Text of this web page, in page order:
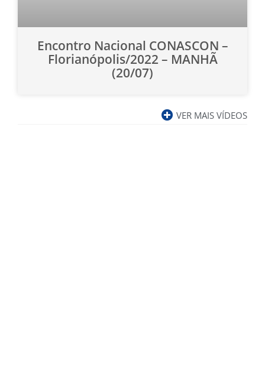
Encontro Nacional CONASCON –
Florianópolis/2022 – MANHÃ
(20/07)
VER MAIS VÍDEOS